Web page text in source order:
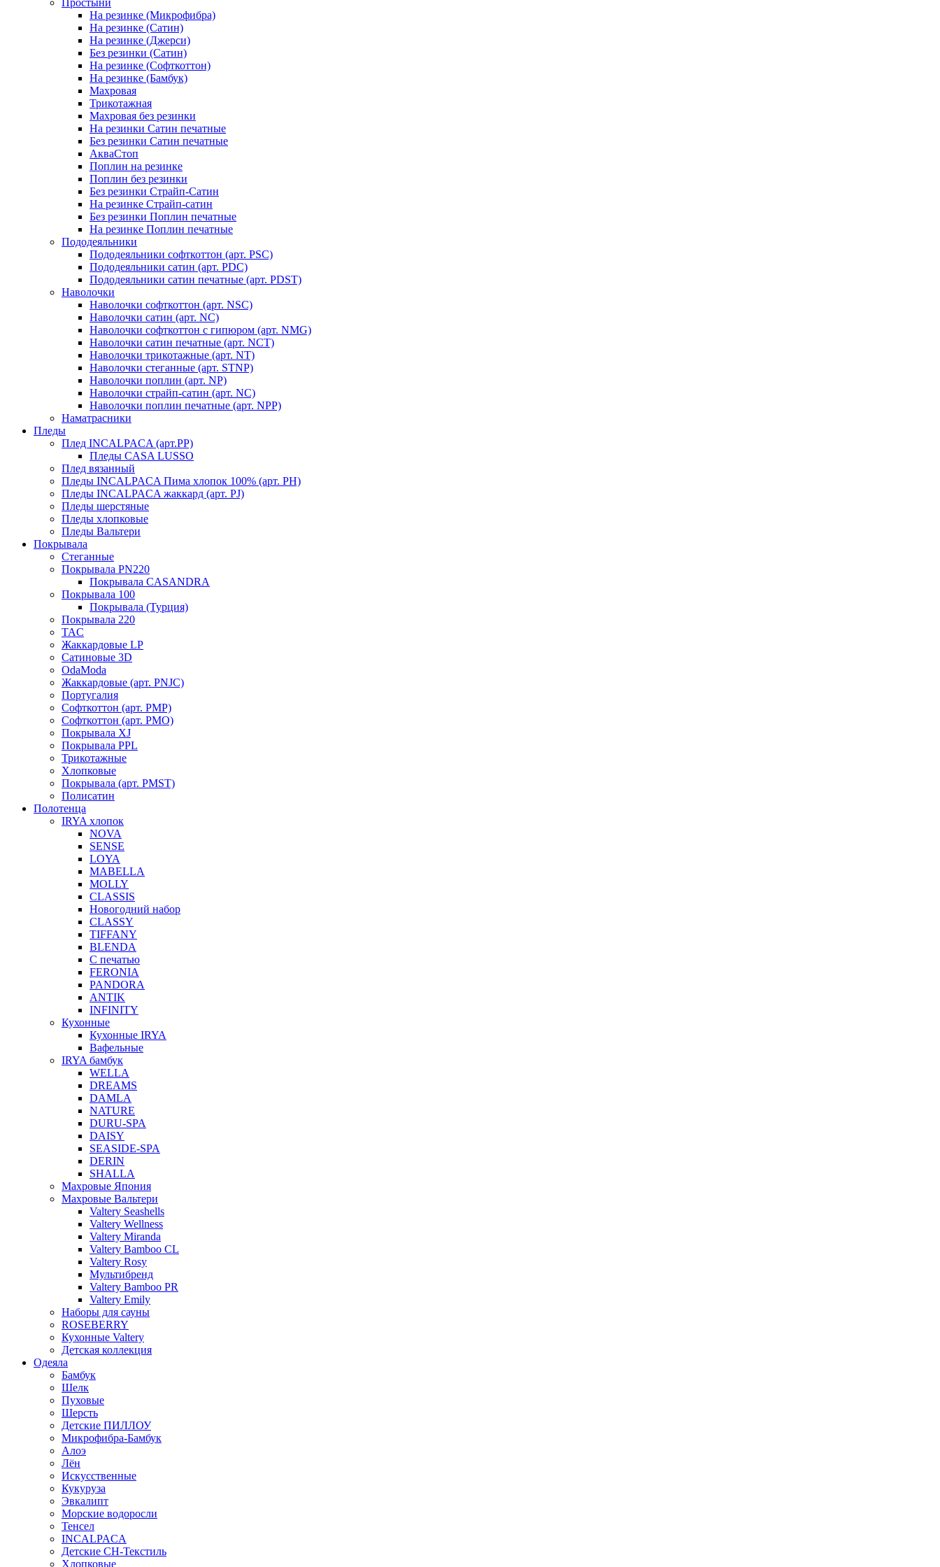
Простыни
На резинке (Микрофибра)
На резинке (Сатин)
На резинке (Джерси)
Без резинки (Сатин)
На резинке (Софткоттон)
На резинке (Бамбук)
Махровая
Трикотажная
Махровая без резинки
На резинки Сатин печатные
Без резинки Сатин печатные
АкваСтоп
Поплин на резинке
Поплин без резинки
Без резинки Страйп-Сатин
На резинке Страйп-сатин
Без резинки Поплин печатные
На резинке Поплин печатные
Пододеяльники
Пододеяльники софткоттон (арт. PSC)
Пододеяльники сатин (арт. PDC)
Пододеяльники сатин печатные (арт. PDST)
Наволочки
Наволочки софткоттон (арт. NSC)
Наволочки сатин (арт. NC)
Наволочки софткоттон с гипюром (арт. NMG)
Наволочки сатин печатные (арт. NCT)
Наволочки трикотажные (арт. NT)
Наволочки стеганные (арт. STNP)
Наволочки поплин (арт. NP)
Наволочки страйп-сатин (арт. NC)
Наволочки поплин печатные (арт. NPP)
Наматрасники
Пледы
Плед INCALPACA (арт.PP)
Пледы CASA LUSSO
Плед вязанный
Пледы INCALPACA Пима хлопок 100% (арт. PH)
Пледы INCALPACA жаккард (арт. PJ)
Пледы шерстяные
Пледы хлопковые
Пледы Вальтери
Покрывала
Стеганные
Покрывала PN220
Покрывала CASANDRA
Покрывала 100
Покрывала (Турция)
Покрывала 220
TAC
Жаккардовые LP
Сатиновые 3D
OdaModa
Жаккардовые (арт. PNJC)
Португалия
Софткоттон (арт. PMP)
Софткоттон (арт. PMO)
Покрывала XJ
Покрывала PPL
Трикотажные
Хлопковые
Покрывала (арт. PMST)
Полисатин
Полотенца
IRYA хлопок
NOVA
SENSE
LOYA
MABELLA
MOLLY
CLASSIS
Новогодний набор
CLASSY
TIFFANY
BLENDA
С печатью
FERONIA
PANDORA
ANTIK
INFINITY
Кухонные
Кухонные IRYA
Вафельные
IRYA бамбук
WELLA
DREAMS
DAMLA
NATURE
DURU-SPA
DAISY
SEASIDE-SPA
DERIN
SHALLA
Махровые Япония
Махровые Вальтери
Valtery Seashells
Valtery Wellness
Valtery Miranda
Valtery Bamboo CL
Valtery Rosy
Мультибренд
Valtery Bamboo PR
Valtery Emily
Наборы для сауны
ROSEBERRY
Кухонные Valtery
Детская коллекция
Одеяла
Бамбук
Шелк
Пуховые
Шерсть
Детские ПИЛЛОУ
Микрофибра-Бамбук
Алоэ
Лён
Искусственные
Кукуруза
Эвкалипт
Морские водоросли
Тенсел
INCALPACA
Детские СН-Текстиль
Хлопковые